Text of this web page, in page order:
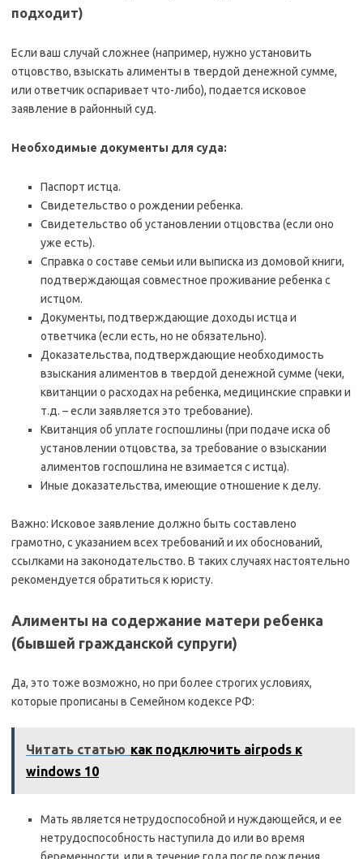
подходит)
Если ваш случай сложнее (например, нужно установить
отцовство, взыскать алименты в твердой денежной сумме,
или ответчик оспаривает что-либо), подается исковое
заявление в районный суд.
Необходимые документы для суда:
Паспорт истца.
Свидетельство о рождении ребенка.
Свидетельство об установлении отцовства (если оно
уже есть).
Справка о составе семьи или выписка из домовой книги,
подтверждающая совместное проживание ребенка с
истцом.
Документы, подтверждающие доходы истца и
ответчика (если есть, но не обязательно).
Доказательства, подтверждающие необходимость
взыскания алиментов в твердой денежной сумме (чеки,
квитанции о расходах на ребенка, медицинские справки и
т.д. – если заявляется это требование).
Квитанция об уплате госпошлины (при подаче иска об
установлении отцовства, за требование о взыскании
алиментов госпошлина не взимается с истца).
Иные доказательства, имеющие отношение к делу.
Важно: Исковое заявление должно быть составлено
грамотно, с указанием всех требований и их обоснований,
ссылками на законодательство. В таких случаях настоятельно
рекомендуется обратиться к юристу.
Алименты на содержание матери ребенка
(бывшей гражданской супруги)
Да, это тоже возможно, но при более строгих условиях,
которые прописаны в Семейном кодексе РФ:
Читать статью как подключить airpods к
windows 10
Мать является нетрудоспособной и нуждающейся, и ее
нетрудоспособность наступила до или во время